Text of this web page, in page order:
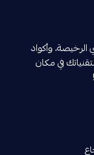
الرخيصة، وأكواد
في مكان